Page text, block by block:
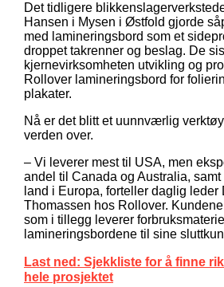
Det tidligere
Hansen i Mysen i Østfold gjorde
med lamineringsbord som et
droppet takrenner og beslag. De
kjernevirksomheten utvikling og
Rollover lamineringsbord for
plakater.
Nå er det blitt et uunnværlig
verden over.
– Vi leverer mest til USA, men
andel til Canada og Australia,
land i Europa, forteller daglig leder
Thomassen hos Rollover.
som i tillegg leverer
lamineringsbordene til sine
Last ned: Sjekkliste for å finne
hele prosjektet